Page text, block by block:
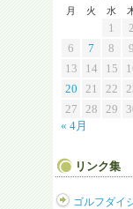
月 火 水
« 4月
1 2
6
7 8 9
13
14 15
20
21 22
27
28 29
リンク集
ゴルフダイ